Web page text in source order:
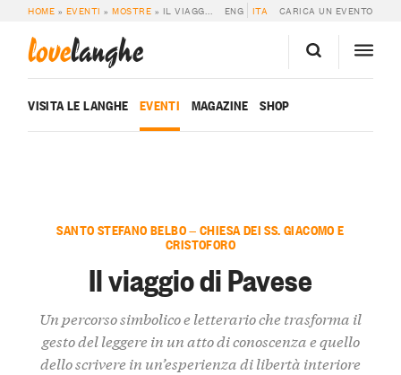
HOME » EVENTI »MOSTRE » IL VIAGGIO DI PAVESE ENG ITA CARICA UN EVENTO
lovelanghe
VISITA LE LANGHE EVENTI MAGAZINE SHOP
SANTO STEFANO BELBO — CHIESA DEI SS. GIACOMO E
CRISTOFORO
Il viaggio di Pavese
Un percorso simbolico e letterario che trasforma il
gesto del leggere in un atto di conoscenza e quello
dello scrivere in un’esperienza di libertà interiore